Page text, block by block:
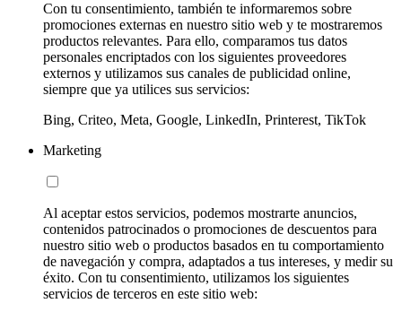
Con tu consentimiento, también te informaremos sobre
promociones externas en nuestro sitio web y te mostraremos
productos relevantes. Para ello, comparamos tus datos
personales encriptados con los siguientes proveedores
externos y utilizamos sus canales de publicidad online,
siempre que ya utilices sus servicios:
Bing, Criteo, Meta, Google, LinkedIn, Printerest, TikTok
Marketing
Al aceptar estos servicios, podemos mostrarte anuncios,
contenidos patrocinados o promociones de descuentos para
nuestro sitio web o productos basados en tu comportamiento
de navegación y compra, adaptados a tus intereses, y medir su
éxito. Con tu consentimiento, utilizamos los siguientes
servicios de terceros en este sitio web: